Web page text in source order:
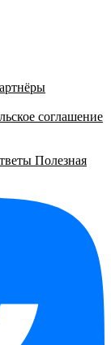
соглашение
Полезная